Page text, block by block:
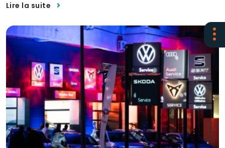
Lire la suite